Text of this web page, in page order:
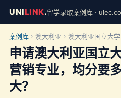
UNILINK.留学录取案例库 ·
案例库 › 澳大利亚 › 澳大利亚国立大
申请澳大利亚国立
营销专业，均分要
大？